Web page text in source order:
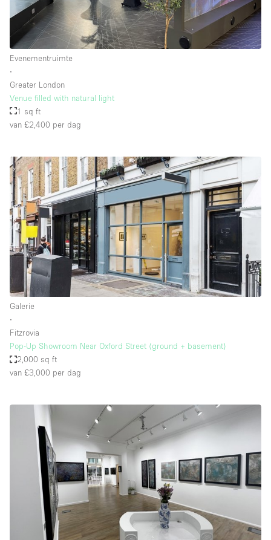
Evenementruimte
∙
Greater London
Venue filled with natural light
1 sq ft
van £2,400 per dag
Galerie
∙
Fitzrovia
Pop-Up Showroom Near Oxford Street (ground + basement)
2,000 sq ft
van £3,000 per dag